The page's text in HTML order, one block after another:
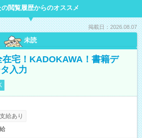
閲覧履歴からのオススメ
掲載日：2026.08.07
未読
在宅！KADOKAWA！書籍デ
入力
給あり